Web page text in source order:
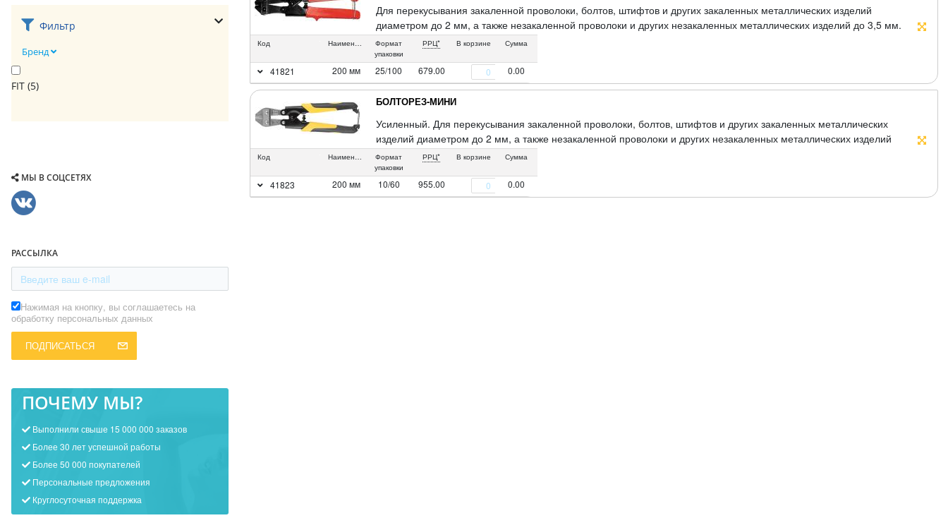
Фильтр
Бренд
FIT (5)
МЫ В СОЦСЕТЯХ
РАССЫЛКА
Нажимая на кнопку, вы соглашаетесь на
обработку персональных данных
ПОДПИСАТЬСЯ
ПОЧЕМУ МЫ?
Выполнили свыше 15 000 000 заказов
Более 30 лет успешной работы
Более 50 000 покупателей
Персональные предложения
Круглосуточная поддержка
Для перекусывания закаленной проволоки, болтов, штифтов и других закаленных металлических изделий
диаметром до 2 мм, а также незакаленной проволоки и других незакаленных металлических изделий до 3,5 мм.
Материал: хром-ванадиевая сталь, пластиковые ручки.
Код Наименование
Формат
упаковки
РРЦ* В корзине Сумма
41821 200 мм 25/100 679.00 0.00
БОЛТОРЕЗ-МИНИ
Усиленный. Для перекусывания закаленной проволоки, болтов, штифтов и других закаленных металлических
изделий диаметром до 2 мм, а также незакаленной проволоки и других незакаленных металлических изделий
диаметром до 3,5 мм. Материал: хром-ванадиевая сталь, ручки из инструментальной стали с пластиковыми
прорезиненными накладками. Упаковка: блистер.
Код Наименование
Формат
упаковки
РРЦ* В корзине Сумма
41823 200 мм 10/60 955.00 0.00